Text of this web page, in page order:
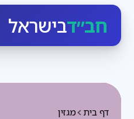
חב״דבישראל
מגזין דף בית